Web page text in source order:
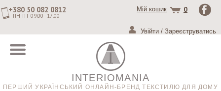
+380 50 082 0812
ПН-ПТ 09:00–17:00
Мій кошик 0
Увійти / Зареєструватись
INTERIOMANIA
ПЕРШИЙ УКРАЇНСЬКИЙ ОНЛАЙН-БРЕНД ТЕКСТИЛЮ ДЛЯ ДОМУ